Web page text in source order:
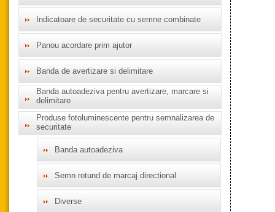
Indicatoare de securitate cu semne combinate
Panou acordare prim ajutor
Banda de avertizare si delimitare
Banda autoadeziva pentru avertizare, marcare si
delimitare
Produse fotoluminescente pentru semnalizarea de
securitate
Banda autoadeziva
Semn rotund de marcaj directional
Diverse